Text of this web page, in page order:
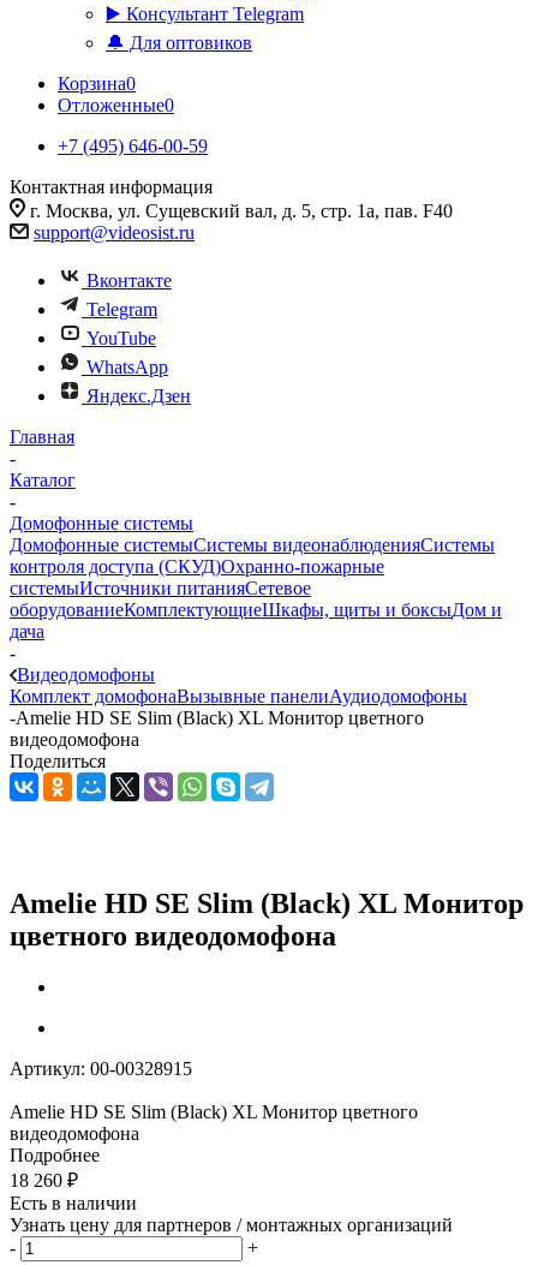
▶️ Консультант Telegram
🔔 Для оптовиков
Корзина0
Отложенные0
+7 (495) 646-00-59
Контактная информация
г. Москва, ул. Сущевский вал, д. 5, стр. 1а, пав. F40
support@videosist.ru
Вконтакте
Telegram
YouTube
WhatsApp
Яндекс.Дзен
Главная
-
Каталог
-
Домофонные системы
Домофонные системыСистемы видеонаблюденияСистемы
контроля доступа (СКУД)Охранно-пожарные
системыИсточники питанияСетевое
оборудованиеКомплектующиеШкафы, щиты и боксыДом и
дача
-
Видеодомофоны
Комплект домофонаВызывные панелиАудиодомофоны
-Amelie HD SE Slim (Black) XL Монитор цветного
видеодомофона
Поделиться
Amelie HD SE Slim (Black) XL Монитор
цветного видеодомофона
Артикул: 00-00328915
Amelie HD SE Slim (Black) XL Монитор цветного
видеодомофона
Подробнее
18 260 ₽
Есть в наличии
Узнать цену для партнеров / монтажных организаций
-
+